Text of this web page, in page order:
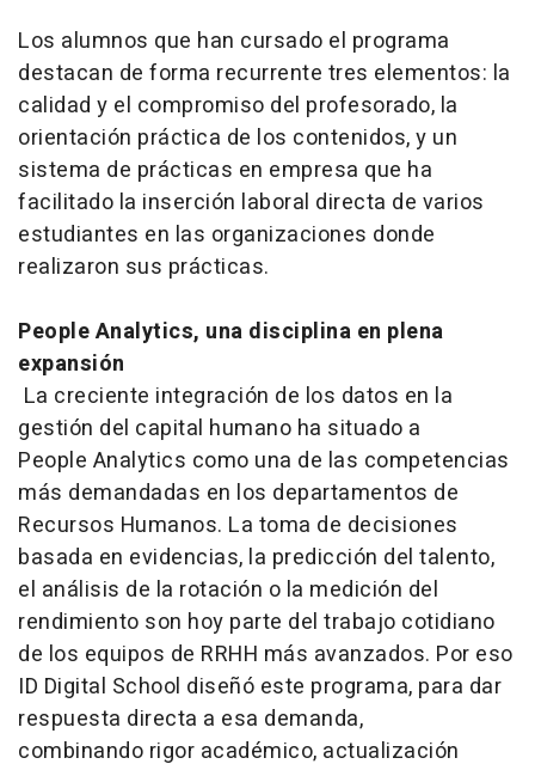
Los alumnos que han cursado el programa
destacan de forma recurrente tres elementos: la
calidad y el compromiso del profesorado, la
orientación práctica de los contenidos, y un
sistema de prácticas en empresa que ha
facilitado la inserción laboral directa de varios
estudiantes en las organizaciones donde
realizaron sus prácticas.
People Analytics, una disciplina en plena
expansión
La creciente integración de los datos en la
gestión del capital humano ha situado a
People Analytics como una de las competencias
más demandadas en los departamentos de
Recursos Humanos. La toma de decisiones
basada en evidencias, la predicción del talento,
el análisis de la rotación o la medición del
rendimiento son hoy parte del trabajo cotidiano
de los equipos de RRHH más avanzados. Por eso
ID Digital School diseñó este programa, para dar
respuesta directa a esa demanda,
combinando rigor académico, actualización